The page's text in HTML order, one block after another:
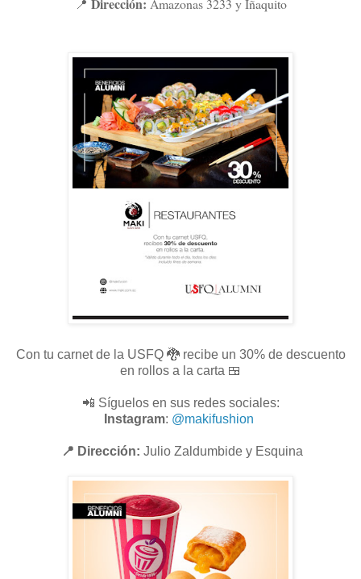
📍 Dirección: Amazonas 3233 y Iñaquito
Con tu carnet de la USFQ 🐉 recibe un 30% de descuento
en rollos a la carta 🍱
📲 Síguelos en sus redes sociales:
Instagram: @makifushion
📍 Dirección: Julio Zaldumbide y Esquina